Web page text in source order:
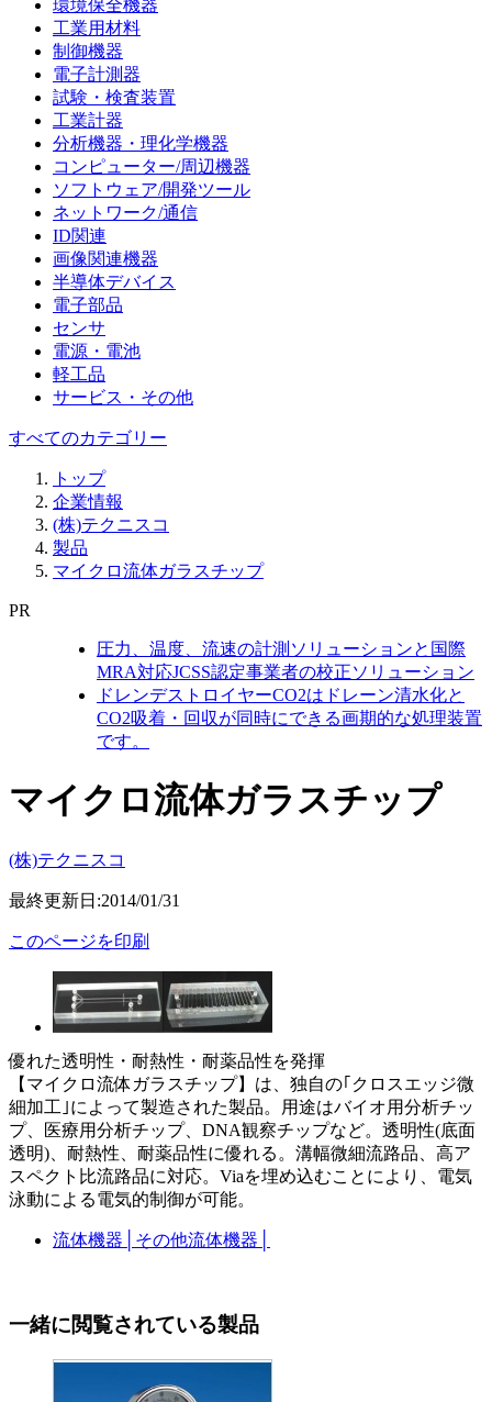
環境保全機器
工業用材料
制御機器
電子計測器
試験・検査装置
工業計器
分析機器・理化学機器
コンピューター/周辺機器
ソフトウェア/開発ツール
ネットワーク/通信
ID関連
画像関連機器
半導体デバイス
電子部品
センサ
電源・電池
軽工品
サービス・その他
すべてのカテゴリー
トップ
企業情報
(株)テクニスコ
製品
マイクロ流体ガラスチップ
PR
圧力、温度、流速の計測ソリューションと国際
MRA対応JCSS認定事業者の校正ソリューション
ドレンデストロイヤーCO2はドレーン清水化と
CO2吸着・回収が同時にできる画期的な処理装置
です。
マイクロ流体ガラスチップ
(株)テクニスコ
最終更新日:2014/01/31
このページを印刷
優れた透明性・耐熱性・耐薬品性を発揮
【マイクロ流体ガラスチップ】は、独自の｢クロスエッジ微
細加工｣によって製造された製品。用途はバイオ用分析チッ
プ、医療用分析チップ、DNA観察チップなど。透明性(底面
透明)、耐熱性、耐薬品性に優れる。溝幅微細流路品、高ア
スペクト比流路品に対応。Viaを埋め込むことにより、電気
泳動による電気的制御が可能。
流体機器 その他流体機器
一緒に閲覧されている製品